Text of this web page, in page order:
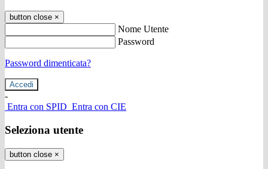
button close ×
Nome Utente
Password
Password dimenticata?
-
Entra con SPID Entra con CIE
Seleziona utente
button close ×